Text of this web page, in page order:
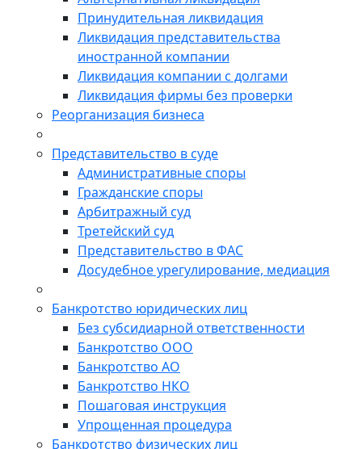
Принудительная ликвидация
Ликвидация представительства
иностранной компании
Ликвидация компании с долгами
Ликвидация фирмы без проверки
Реорганизация бизнеса
Представительство в суде
Административные споры
Гражданские споры
Арбитражный суд
Третейский суд
Представительство в ФАС
Досудебное урегулирование, медиация
Банкротство юридических лиц
Без субсидиарной ответственности
Банкротство ООО
Банкротство АО
Банкротство НКО
Пошаговая инструкция
Упрощенная процедура
Банкротство физических лиц